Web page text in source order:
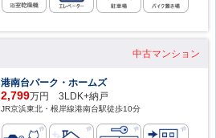
中古マンション
港南台パーク・ホームズ
2,799万円 3LDK+納戸
JR京浜東北・根岸線港南台駅徒歩10分